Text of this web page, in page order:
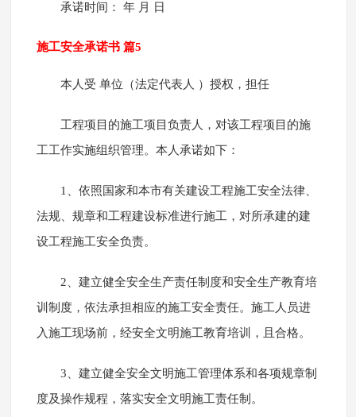
承诺时间： 年 月 日
施工安全承诺书 篇5
本人受 单位（法定代表人 ）授权，担任
工程项目的施工项目负责人，对该工程项目的施
工工作实施组织管理。本人承诺如下：
1、依照国家和本市有关建设工程施工安全法律、
法规、规章和工程建设标准进行施工，对所承建的建
设工程施工安全负责。
2、建立健全安全生产责任制度和安全生产教育培
训制度，依法承担相应的施工安全责任。施工人员进
入施工现场前，经安全文明施工教育培训，且合格。
3、建立健全安全文明施工管理体系和各项规章制
度及操作规程，落实安全文明施工责任制。